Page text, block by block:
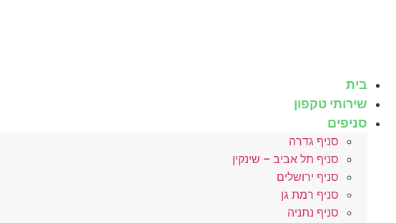
בית
שירותי טקפון
סניפים
סניף גדרה
סניף תל אביב – שינקין
סניף ירושלים
סניף רמת גן
סניף נתניה